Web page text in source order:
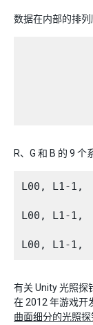
数据在内部的排列
R、G 和 B 的 9 个
L00, L1-1,
L00, L1-1,
有关 Unity 光照探
在 2012 年游戏开
曲面细分的光照